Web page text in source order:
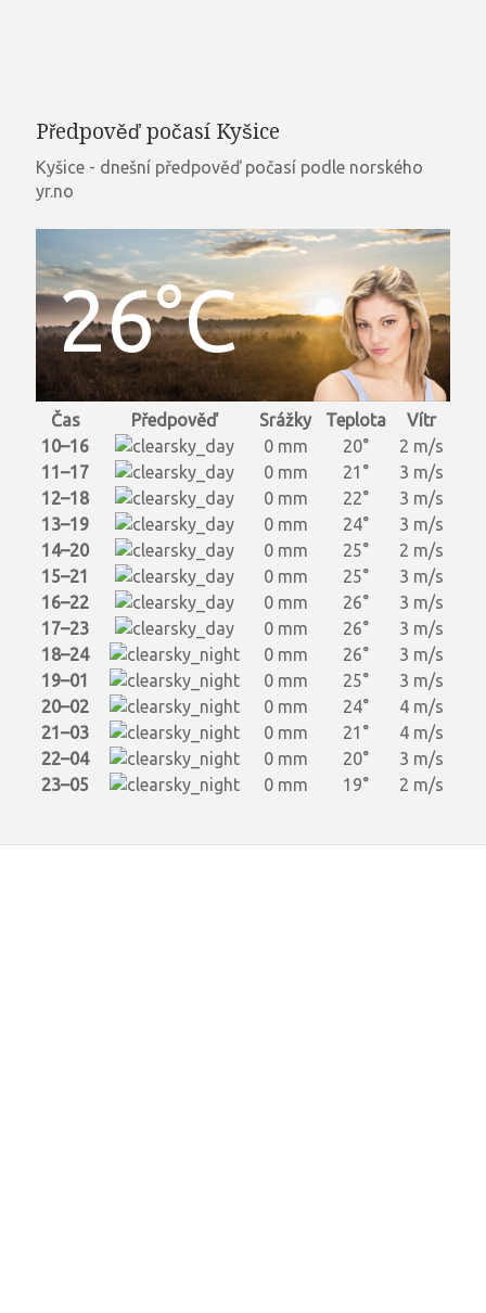
Předpověď počasí Kyšice
Kyšice - dnešní předpověď počasí podle norského
yr.no
26°C
Čas Předpověď Srážky Teplota
Vítr
10–16
0 mm 20°
2 m/s
11–17
0 mm 21°
3 m/s
12–18
0 mm 22°
3 m/s
13–19
0 mm 24°
3 m/s
14–20
0 mm 25°
2 m/s
15–21
0 mm 25°
3 m/s
16–22
0 mm 26°
3 m/s
17–23
0 mm 26°
3 m/s
18–24
0 mm 26°
3 m/s
19–01
0 mm 25°
3 m/s
20–02
0 mm 24°
4 m/s
21–03
0 mm 21°
4 m/s
22–04
0 mm 20°
3 m/s
23–05
0 mm 19° 2 m/s